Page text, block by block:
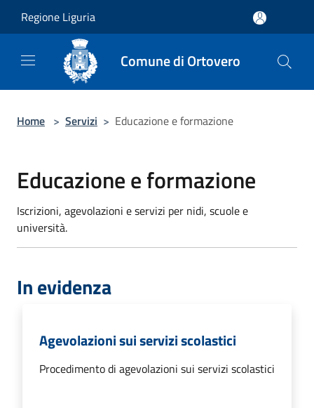
Regione Liguria
Comune di Ortovero
Home > Servizi > Educazione e formazione
Educazione e formazione
Iscrizioni, agevolazioni e servizi per nidi, scuole e
università.
In evidenza
Agevolazioni sui servizi scolastici
Procedimento di agevolazioni sui servizi scolastici